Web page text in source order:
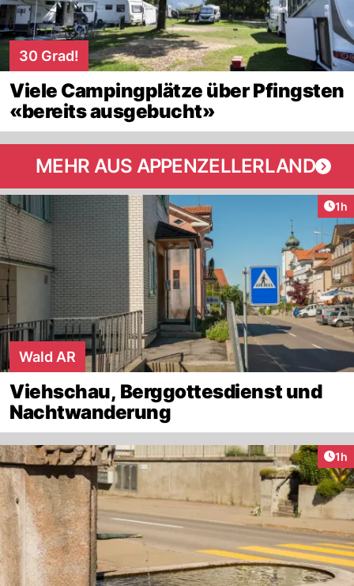
30 Grad!
Viele Campingplätze über Pfingsten
«bereits ausgebucht»
MEHR AUS APPENZELLERLAND
1h
Wald AR
Viehschau, Berggottesdienst und
Nachtwanderung
1h